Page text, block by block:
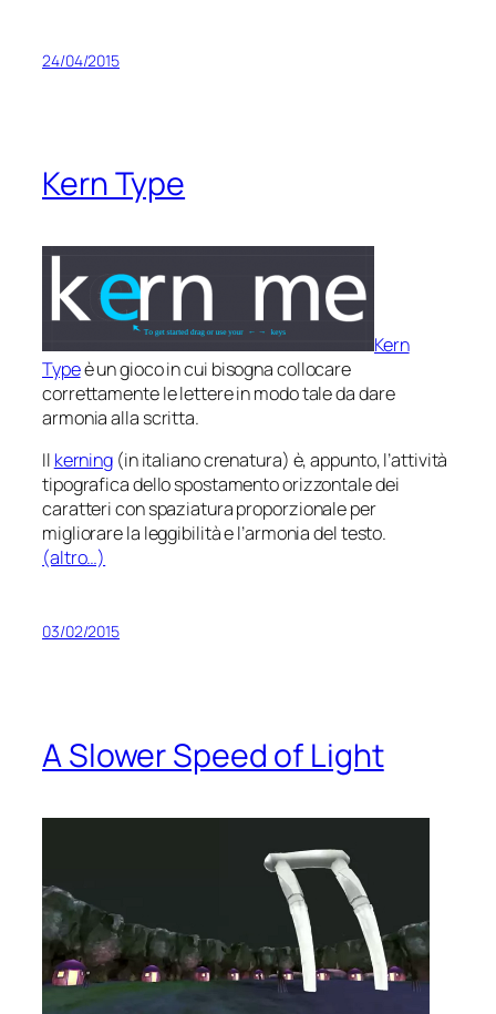
24/04/2015
Kern Type
Kern
Typeè un gioco in cui bisogna collocare
correttamente le lettere in modo tale da dare
armonia alla scritta.
Il kerning (in italianocrenatura) è, appunto, l’attività
tipografica dello spostamento orizzontale dei
caratteri con spaziatura proporzionale per
migliorare la leggibilità e l’armonia del testo.
(altro…)
03/02/2015
A Slower Speed of Light